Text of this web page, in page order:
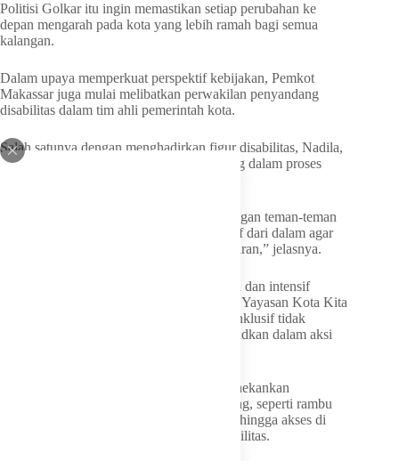
Politisi Golkar itu ingin memastikan setiap perubahan ke
depan mengarah pada kota yang lebih ramah bagi semua
kalangan.
Dalam upaya memperkuat perspektif kebijakan, Pemkot
Makassar juga mulai melibatkan perwakilan penyandang
disabilitas dalam tim ahli pemerintah kota.
Salah satunya dengan menghadirkan figur disabilitas, Nadila,
untuk memberikan sudut pandang langsung dalam proses
“Sudut pandang kita belum tentu sama dengan teman-teman
disabilitas. Karena itu, kita butuh perspektif dari dalam agar
kebijakan yang lahir benar-benar tepat sasaran,” jelasnya.
Ia juga mendorong adanya pertemuan rutin dan intensif
bersama pemangku kepentingan, termasuk Yayasan Kota Kita
Surakarta (Kota Kita), agar gagasan kota inklusif tidak
berhenti pada konsep semata, tetapi diwujudkan dalam aksi
Selain infrastruktur fisik, Munafri juga menekankan
pentingnya kelengkapan fasilitas pendukung, seperti rambu
atau penanda bagi penyandang disabilitas, hingga akses di
dalam gedung seperti lift yang ramah disabilitas.